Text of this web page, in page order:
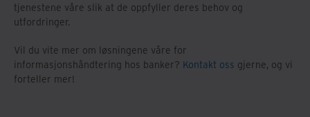
tjenestene våre slik at de oppfyller deres behov og
utfordringer.
Vil du vite mer om løsningene våre for
informasjonshåndtering hos banker? Kontakt oss gjerne, og vi
forteller mer!